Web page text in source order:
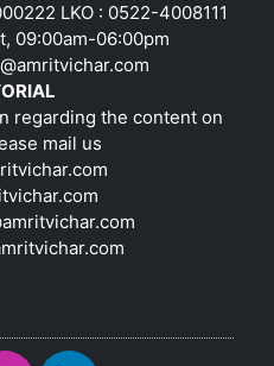
LKO : 0522-4008111
09:00am-06:00pm
regarding the content on
mail us